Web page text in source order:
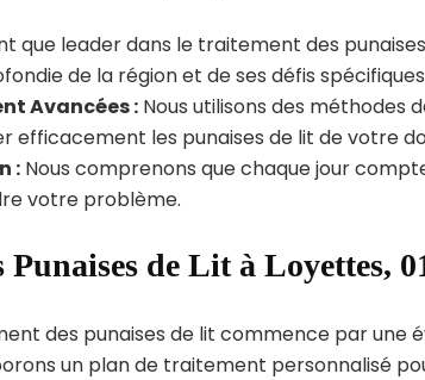
que leader dans le traitement des
de la région et de ses défis
Avancées : Nous utilisons des méthodes
efficacement les punaises de lit de votre
: Nous comprenons que chaque jour
votre problème.
de Lit à Loyettes,
des punaises de lit commence par une
un plan de traitement personnalisé